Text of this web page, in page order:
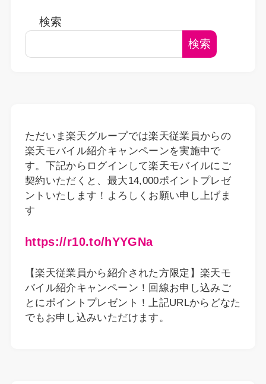
検索
検索
ただいま楽天グループでは楽天従業員からの
楽天モバイル紹介キャンペーンを実施中で
す。下記からログインして楽天モバイルにご
契約いただくと、最大14,000ポイントプレゼ
ントいたします！よろしくお願い申し上げま
す
https://r10.to/hYYGNa
【楽天従業員から紹介された方限定】楽天モ
バイル紹介キャンペーン！回線お申し込みご
とにポイントプレゼント！上記URLからどなた
でもお申し込みいただけます。